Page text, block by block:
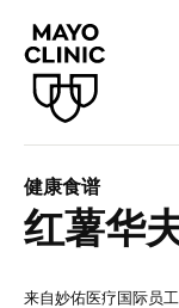
健康食谱
红薯华
来自妙佑医疗国际员工